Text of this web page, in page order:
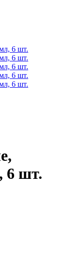
6 шт.